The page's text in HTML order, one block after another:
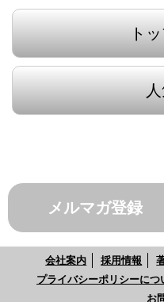
ト
メルマガ登録
会社案内 採用情報
プライバシーポリシーにつ
お